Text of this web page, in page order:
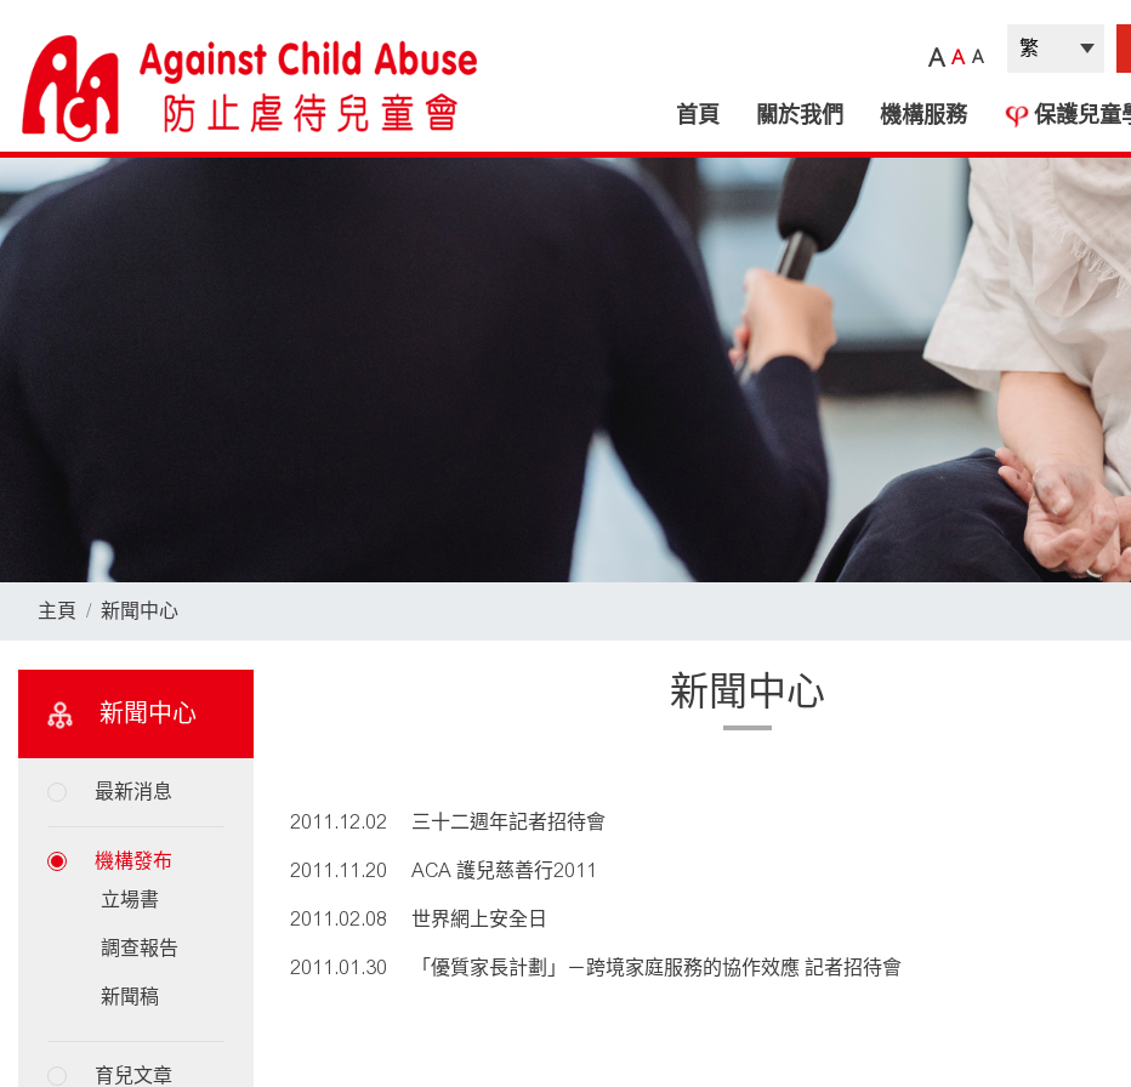
A A A
首頁 關於我們 機構服務 保護兒童
主頁 新聞中心
新聞中心
最新消息
機構發布
立場書
調查報告
新聞稿
育兒文章
新聞中心
2011.12.02 三十二週年記者招待會
2011.11.20 ACA 護兒慈善行2011
2011.02.08 世界網上安全日
2011.01.30 「優質家長計劃」－跨境家庭服務的協作效應 記者招待會